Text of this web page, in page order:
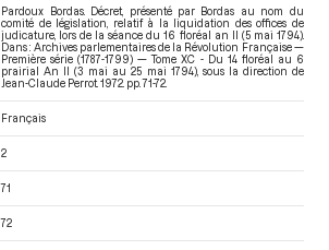
Pardoux Bordas. Décret, présenté par Bordas au nom du
comité de législation, relatif à la liquidation des offices de
judicature, lors de la séance du 16 floréal an II (5 mai 1794).
Dans : Archives parlementaires de la Révolution Française —
Première série (1787-1799) — Tome XC - Du 14 floréal au 6
prairial An II (3 mai au 25 mai 1794), sous la direction de
Jean-Claude Perrot. 1972. pp. 71-72.
Français
2
71
72